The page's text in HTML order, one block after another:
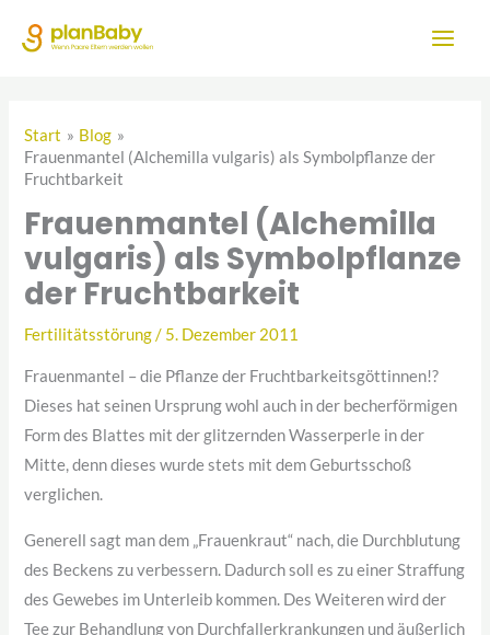
Inhalt
Start
Blog
Frauenmantel (Alchemilla vulgaris) als Symbolpflanze der
Fruchtbarkeit
Frauenmantel (Alchemilla
vulgaris) als Symbolpflanze
der Fruchtbarkeit
Fertilitätsstörung/ 5. Dezember 2011
Frauenmantel – die Pflanze der Fruchtbarkeitsgöttinnen!?
Dieses hat seinen Ursprung wohl auch in der becherförmigen
Form des Blattes mit der glitzernden Wasserperle in der
Mitte, denn dieses wurde stets mit dem Geburtsschoß
verglichen.
Generell sagt man dem „Frauenkraut“ nach, die Durchblutung
des Beckens zu verbessern. Dadurch soll es zu einer Straffung
des Gewebes im Unterleib kommen. Des Weiteren wird der
Tee zur Behandlung von Durchfallerkrankungen und äußerlich